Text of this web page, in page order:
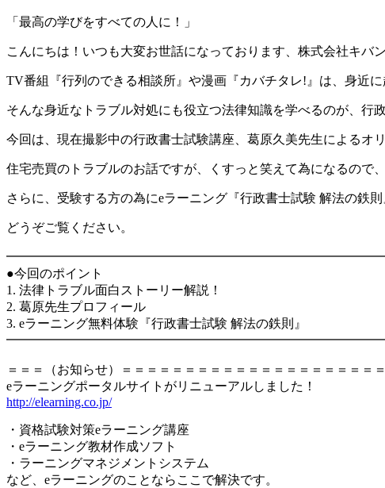
「最高の学びをすべての人に！」
こんにちは！いつも大変お世話になっております、株式会社キバ
TV番組『行列のできる相談所』や漫画『カバチタレ!』は、身近
そんな身近なトラブル対処にも役立つ法律知識を学べるのが、行政
今回は、現在撮影中の行政書士試験講座、葛原久美先生によるオ
住宅売買のトラブルのお話ですが、くすっと笑えて為になるので
さらに、受験する方の為にeラーニング『行政書士試験 解法の鉄
どうぞご覧ください。
●今回のポイント
1. 法律トラブル面白ストーリー解説！
2. 葛原先生プロフィール
3. eラーニング無料体験『行政書士試験 解法の鉄則』
＝＝＝（お知らせ）＝＝＝＝＝＝＝＝＝＝＝＝＝＝＝＝＝＝＝＝＝
eラーニングポータルサイトがリニューアルしました！
http://elearning.co.jp/
・資格試験対策eラーニング講座
・eラーニング教材作成ソフト
・ラーニングマネジメントシステム
など、eラーニングのことならここで解決です。